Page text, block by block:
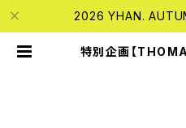
2026 YHAN.
特別企画【